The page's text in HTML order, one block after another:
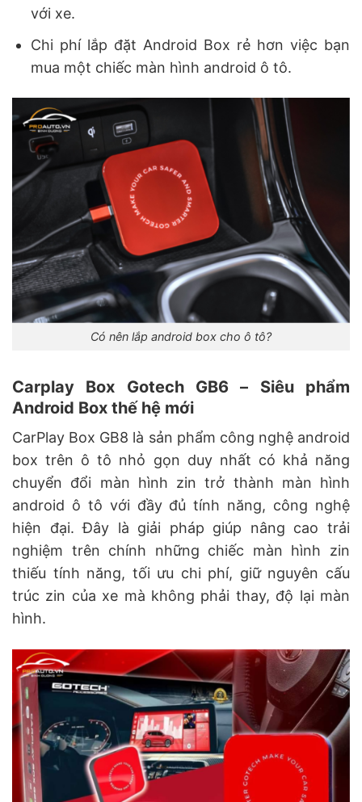
với xe.
Chi phí lắp đặt Android Box rẻ hơn việc bạn
mua một chiếc màn hình android ô tô.
Có nên lắp android box cho ô tô?
Carplay Box Gotech GB6 – Siêu phẩm
Android Box thế hệ mới
CarPlay Box GB8 là sản phẩm công nghệ android
box trên ô tô nhỏ gọn duy nhất có khả năng
chuyển đổi màn hình zin trở thành màn hình
android ô tô với đầy đủ tính năng, công nghệ
hiện đại. Đây là giải pháp giúp nâng cao trải
nghiệm trên chính những chiếc màn hình zin
thiếu tính năng, tối ưu chi phí, giữ nguyên cấu
trúc zin của xe mà không phải thay, độ lại màn
hình.